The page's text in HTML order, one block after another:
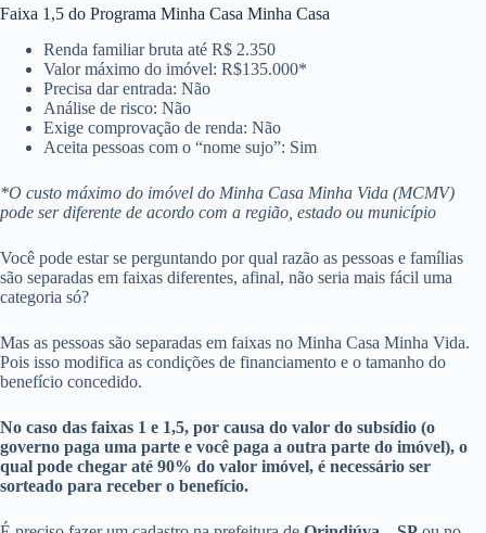
Faixa 1,5 do Programa Minha Casa Minha Casa
Renda familiar bruta até R$ 2.350
Valor máximo do imóvel: R$135.000*
Precisa dar entrada: Não
Análise de risco: Não
Exige comprovação de renda: Não
Aceita pessoas com o “nome sujo”: Sim
*O custo máximo do imóvel do Minha Casa Minha Vida (MCMV)
pode ser diferente de acordo com a região, estado ou município
Você pode estar se perguntando por qual razão as pessoas e famílias
são separadas em faixas diferentes, afinal, não seria mais fácil uma
categoria só?
Mas as pessoas são separadas em faixas no Minha Casa Minha Vida.
Pois isso modifica as condições de financiamento e o tamanho do
benefício concedido.
No caso das faixas 1 e 1,5, por causa do valor do subsídio (o
governo paga uma parte e você paga a outra parte do imóvel), o
qual pode chegar até 90% do valor imóvel, é necessário ser
sorteado para receber o benefício.